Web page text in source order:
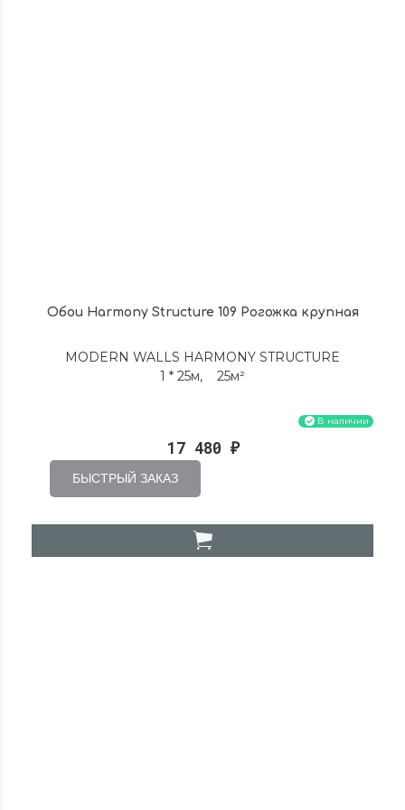
Обои Harmony Structure 109 Рогожка крупная
MODERN WALLS HARMONY STRUCTURE
1 * 25м, 25м²
В наличии
17 480 ₽
БЫСТРЫЙ ЗАКАЗ